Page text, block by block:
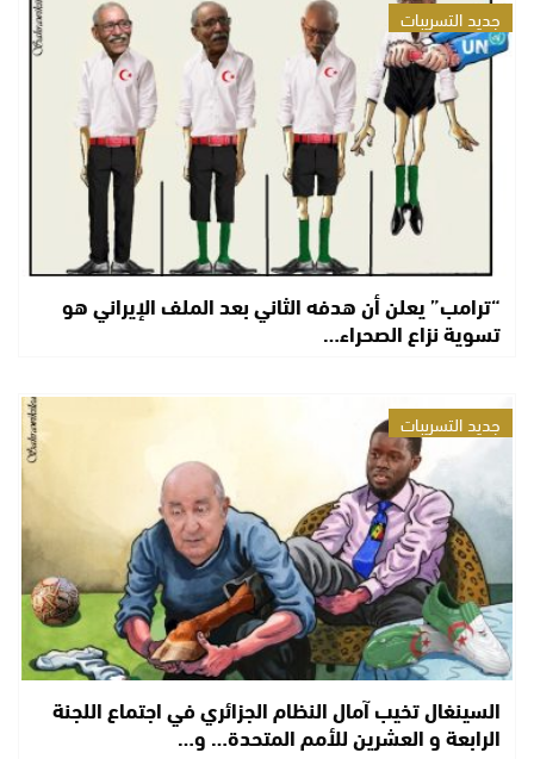
جديد التسريبات
“ترامب” يعلن أن هدفه الثاني بعد الملف الإيراني هو
تسوية نزاع الصحراء…
جديد التسريبات
السينغال تخيب آمال النظام الجزائري في اجتماع اللجنة
الرابعة و العشرين للأمم المتحدة… و…